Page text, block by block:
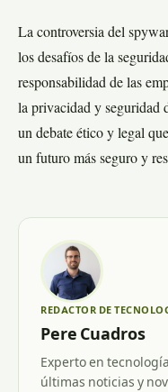
La controversia del
los desafíos de la
responsabilidad de las
la privacidad y seguridad
un debate ético y legal
un futuro más seguro y
REDACTOR DE
Pere Cuadros
Experto en
últimas noticias y